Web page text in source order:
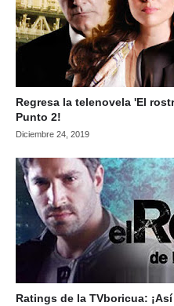
Regresa la telenovela 'El
Punto 2!
Diciembre 24, 2019
Ratings de la TVboricua: